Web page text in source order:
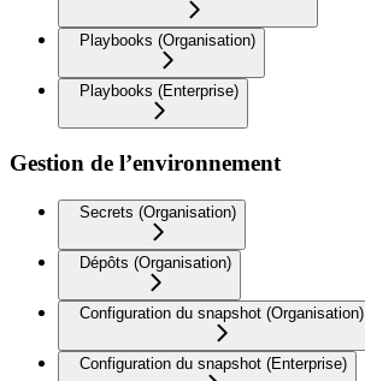
Playbooks (Organisation)
Playbooks (Enterprise)
Gestion de l’environnement
Secrets (Organisation)
Dépôts (Organisation)
Configuration du snapshot (Organisation)
Configuration du snapshot (Enterprise)